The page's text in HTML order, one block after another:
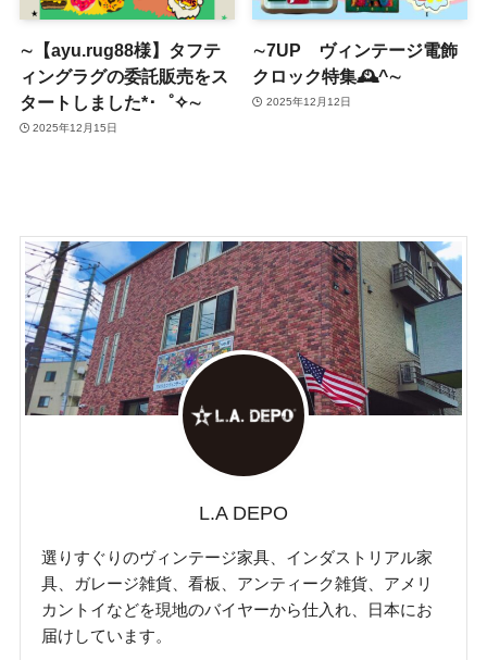
∼【ayu.rug88様】タフテ
ィングラグの委託販売をス
タートしました*･゜✧∼
2025年12月15日
∼7UP ヴィンテージ電飾
クロック特集🕰^∼
2025年12月12日
L.A DEPO
選りすぐりのヴィンテージ家具、インダストリアル家
具、ガレージ雑貨、看板、アンティーク雑貨、アメリ
カントイなどを現地のバイヤーから仕入れ、日本にお
届けしています。